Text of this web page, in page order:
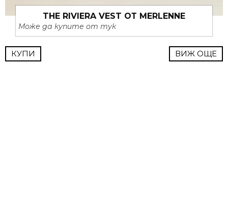
THE RIVIERA VEST ОТ MERLENNE
Може да купите от тук
КУПИ ВИЖ ОЩЕ